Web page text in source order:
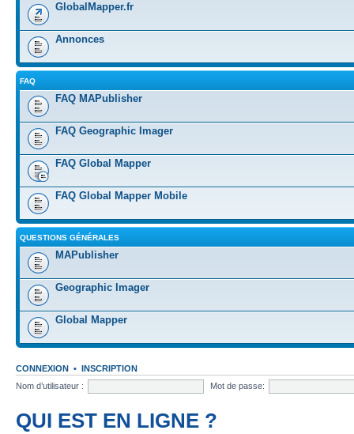
GlobalMapper.fr
Annonces
FAQ
FAQ MAPublisher
FAQ Geographic Imager
FAQ Global Mapper
FAQ Global Mapper Mobile
QUESTIONS GÉNÉRALES
MAPublisher
Geographic Imager
Global Mapper
CONNEXION • INSCRIPTION
Nom d’utilisateur :
Mot de passe:
QUI EST EN LIGNE ?